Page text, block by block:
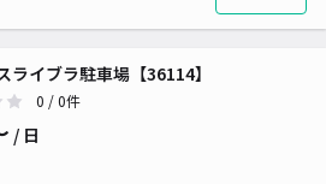
ライブラ駐車場【36114】
0 / 0件
/ 日